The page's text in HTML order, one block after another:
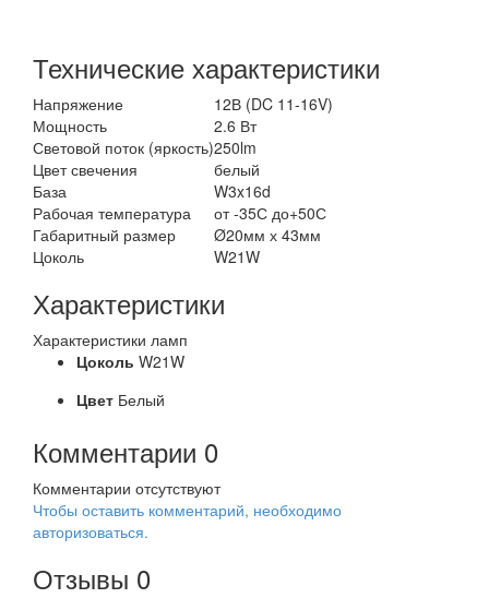
Технические характеристики
Напряжение
12В (DC 11-16V)
Мощность
2.6 Вт
Световой поток (яркость)250lm
Цвет свечения
белый
База
W3x16d
Рабочая температура
от -35С до+50С
Габаритный размер
Ø20мм х 43мм
Цоколь
W21W
Характеристики
Характеристики ламп
Цоколь W21W
Цвет Белый
Комментарии 0
Комментарии отсутствуют
Чтобы оставить комментарий, необходимо
авторизоваться.
Отзывы 0